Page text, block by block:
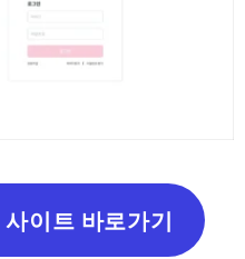
이트 바로가기